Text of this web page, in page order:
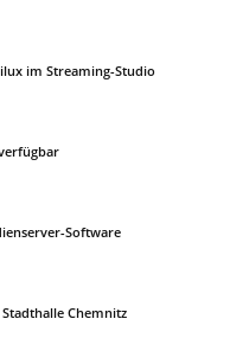
im Streaming-Studio
Software
Chemnitz